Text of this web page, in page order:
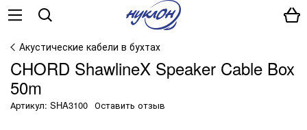
Акустические кабели в бухтах
CHORD ShawlineX Speaker Cable Box
50m
Артикул: SHA3100 Оставить отзыв